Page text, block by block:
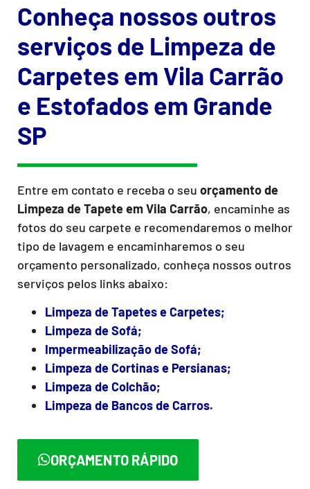
Conheça nossos outros
serviços de Limpeza de
Carpetes em Vila Carrão
e Estofados em Grande
SP
Entre em contato e receba o seu orçamento de
Limpeza de Tapeteem Vila Carrão, encaminhe as
fotos do seu carpete e recomendaremos o melhor
tipo de lavagem e encaminharemos o seu
orçamento personalizado, conheça nossos outros
serviços pelos links abaixo:
Limpeza de Tapetes e Carpetes;
Limpeza de Sofá;
Impermeabilização de Sofá;
Limpeza de Cortinas e Persianas;
Limpeza de Colchão;
Limpeza de Bancos de Carros.
ORÇAMENTO RÁPIDO